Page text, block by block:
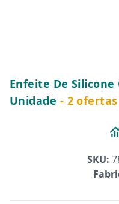
Enfeite De Silicone
Unidade - 2
SKU: